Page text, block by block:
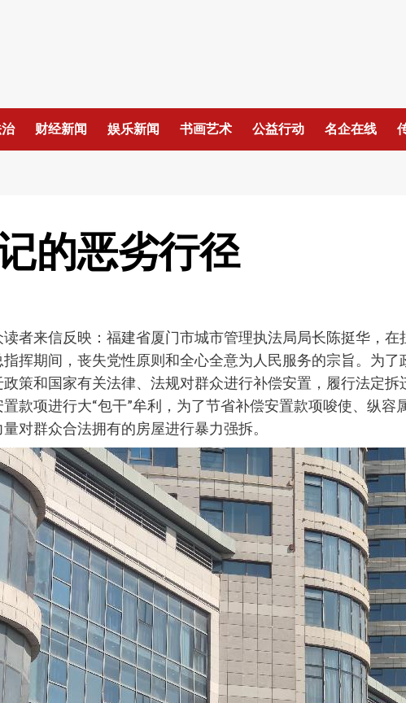
财经新闻 娱乐新闻 书画艺术 公益行动 名企在线
的恶劣行径
者来信反映：福建省厦门市城市管理执法局局长陈挺华，
挥期间，丧失党性原则和全心全意为人民服务的宗旨。为
策和国家有关法律、法规对群众进行补偿安置，履行法定
款项进行大“包干”牟利，为了节省补偿安置款项唆使、纵
对群众合法拥有的房屋进行暴力强拆。